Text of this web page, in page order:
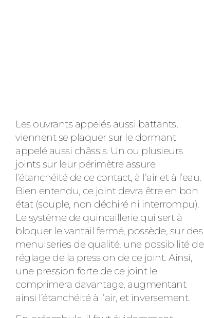
Les ouvrants appelés aussi battants,
viennent se plaquer sur le dormant
appelé aussi châssis. Un ou plusieurs
joints sur leur périmètre assure
l’étanchéité de ce contact, à l’air et à l’eau.
Bien entendu, ce joint devra être en bon
état (souple, non déchiré ni interrompu).
Le système de quincaillerie qui sert à
bloquer le vantail fermé, possède, sur des
menuiseries de qualité, une possibilité de
réglage de la pression de ce joint. Ainsi,
une pression forte de ce joint le
comprimera davantage, augmentant
ainsi l’étanchéité à l’air, et inversement.